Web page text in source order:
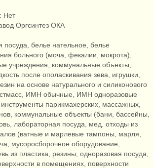
Нет
Оргсинтез ОКА
посуда, белье нательное, белье
больного (моча, фекалии, мокрота),
учреждения, коммунальные объекты,
после ополаскивания зева, игрушки,
на основе натурального и силиконового
ИМН обычные, ИМН одноразовые
парикмахерских, массажных,
коммунальные объекты (бани, бассейны,
лабораторная посуда, мед. отходы из
(ватные и марлевые тампоны, марля,
мусоросборочное оборудование,
из пластика, резины, одноразовая посуда,
в помещениях, поверхности